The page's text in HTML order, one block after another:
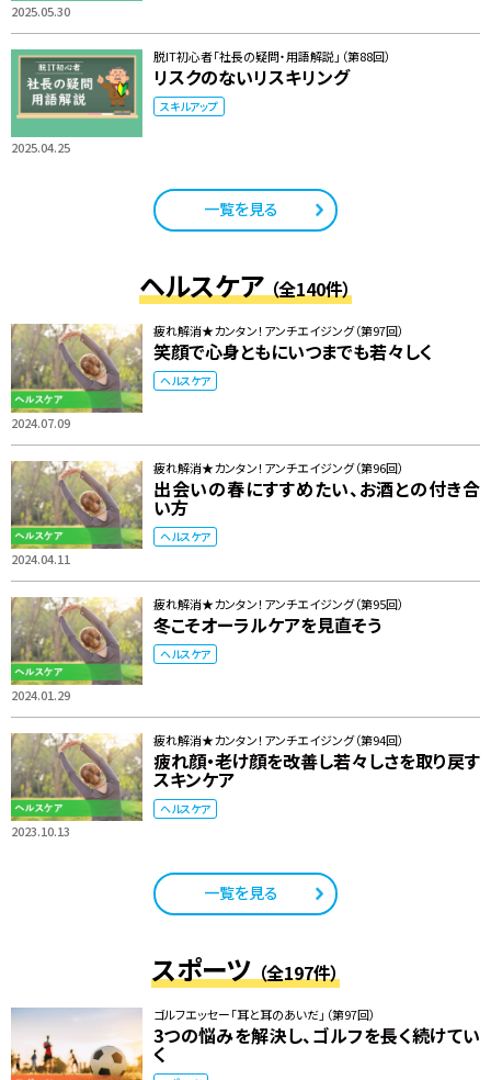
2025.05.30
2025.04.25
脱IT初心者「社長の疑問・用語解説」（第88回）
リスクのないリスキリング
スキルアップ
一覧を見る
ヘルスケア（全140件）
2024.07.09
疲れ解消★カンタン！アンチエイジング（第97回）
笑顔で心身ともにいつまでも若々しく
ヘルスケア
2024.04.11
疲れ解消★カンタン！アンチエイジング（第96回）
出会いの春にすすめたい、お酒との付き合
い方
ヘルスケア
2024.01.29
疲れ解消★カンタン！アンチエイジング（第95回）
冬こそオーラルケアを見直そう
ヘルスケア
2023.10.13
疲れ解消★カンタン！アンチエイジング（第94回）
疲れ顔・老け顔を改善し若々しさを取り戻す
スキンケア
ヘルスケア
一覧を見る
スポーツ（全197件）
ゴルフエッセー「耳と耳のあいだ」（第97回）
3つの悩みを解決し、ゴルフを長く続けてい
く